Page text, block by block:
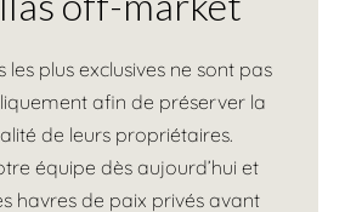
plus exclusives ne sont pas
afin de préserver la
de leurs propriétaires.
équipe dès aujourd’hui et
havres de paix privés avant